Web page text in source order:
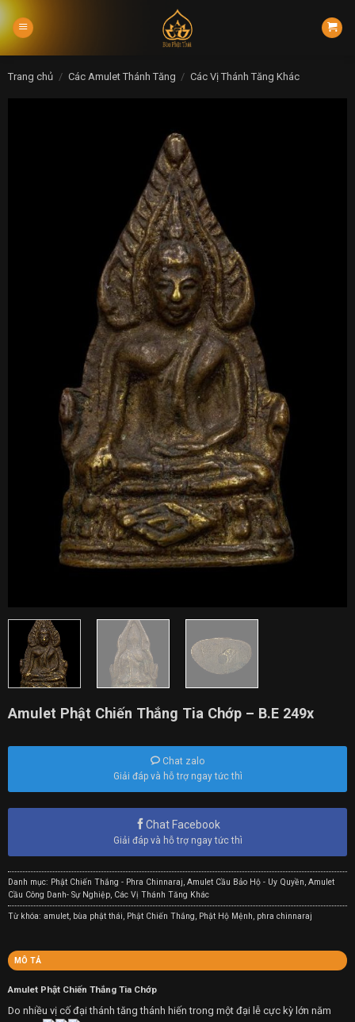
Skip
to
content
Trang chủ / Các Amulet Thánh Tăng / Các Vị Thánh Tăng Khác
Amulet Phật Chiến Thắng Tia Chớp – B.E 249x
Chat zalo
Giải đáp và hỗ trợ ngay tức thì
Chat Facebook
Giải đáp và hỗ trợ ngay tức thì
Danh mục: Phật Chiến Thắng - Phra Chinnaraj, Amulet Cầu Bảo Hộ - Uy Quyền, Amulet
Cầu Công Danh- Sự Nghiệp, Các Vị Thánh Tăng Khác
Từ khóa: amulet, bùa phật thái, Phật Chiến Thắng, Phật Hộ Mệnh, phra chinnaraj
MÔ TẢ
Amulet Phật Chiến Thắng Tia Chớp
Do nhiều vị cố đại thánh tăng thánh hiến trong một đại lễ cực kỳ lớn năm